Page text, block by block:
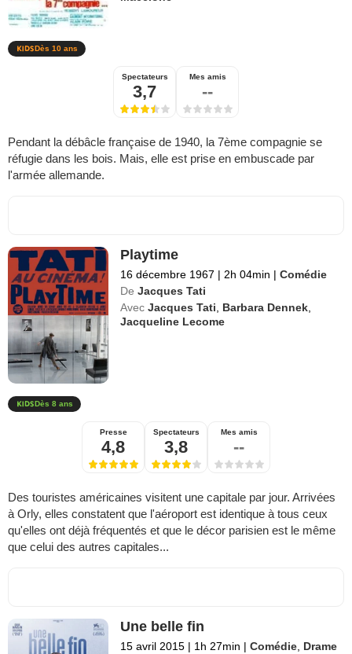
Dès 10 ans
Spectateurs
3,7
Mes amis
--
Pendant la débâcle française de 1940, la 7ème compagnie se
réfugie dans les bois. Mais, elle est prise en embuscade par
l'armée allemande.
Playtime
16 décembre 1967 | 2h 04min | Comédie
De Jacques Tati
Avec Jacques Tati, Barbara Dennek,
Jacqueline Lecome
Dès 8 ans
Presse
4,8
Spectateurs
3,8
Mes amis
--
Des touristes américaines visitent une capitale par jour. Arrivées
à Orly, elles constatent que l'aéroport est identique à tous ceux
qu'elles ont déjà fréquentés et que le décor parisien est le même
que celui des autres capitales...
Une belle fin
15 avril 2015 | 1h 27min | Comédie Drame